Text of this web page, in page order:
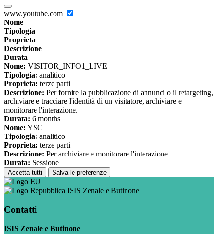
www.youtube.com
Nome
Tipologia
Proprieta
Descrizione
Durata
Nome: VISITOR_INFO1_LIVE
Tipologia: analitico
Proprieta: terze parti
Descrizione: Per fornire la pubblicazione di annunci o il retargeting,
archiviare e tracciare l'identità di un visitatore, archiviare e
monitorare l'interazione.
Durata: 6 months
Nome: YSC
Tipologia: analitico
Proprieta: terze parti
Descrizione: Per archiviare e monitorare l'interazione.
Durata: Sessione
Accetta tutti Salva le preferenze
ISIS Zenale e Butinone
Contatti
ISIS Zenale e Butinone